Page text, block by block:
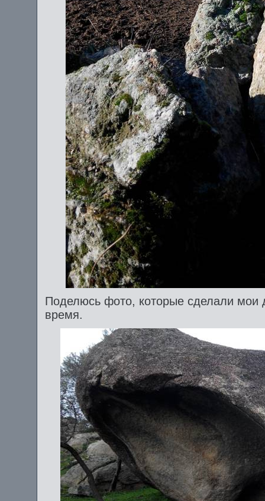
Поделюсь фото, которые сделали мои
время.